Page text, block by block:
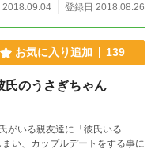
2018.09.04
登録日 2018.08.26
お気に入り追加 139
氏のうさぎちゃん
がいる親友達に「彼氏いる
い、カップルデートをする事に